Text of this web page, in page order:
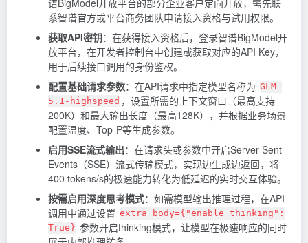
谱BigModel开放平台的部分企业客户定向开放，需先联
系智谱官方或平台商务团队申请接入资格与试用权限。
获取API密钥：在获得接入资格后，登录智谱BigModel开
放平台，在开发者控制台中创建或获取对应的API Key，
用于后续接口调用的身份鉴权。
配置基础请求参数：在API请求中指定模型名称为 GLM-
5.1-highspeed ，设置所需的上下文窗口（最高支持
200K）和最大输出长度（最高128K），并根据业务场景
配置温度、Top-P等生成参数。
启用SSE流式输出：在请求头或参数中开启Server-Sent
Events（SSE）流式传输模式，实现边生成边返回，将
400 tokens/s的极速能力转化为低延迟的实时交互体验。
按需启用深度思考模式：如需模型输出推理过程，在API
调用中通过设置 extra_body={"enable_thinking":
True} 参数开启thinking模式，让模型在极速响应的同时